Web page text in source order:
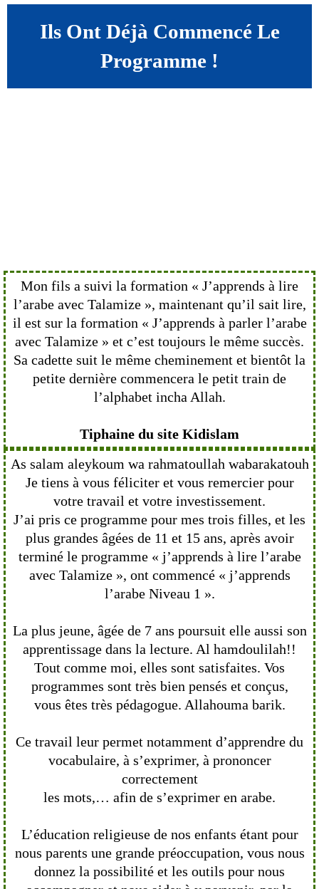
Ils Ont Déjà Commencé Le
Programme !
Mon fils a suivi la formation « J’apprends à lire
l’arabe avec Talamize », maintenant qu’il sait lire,
il est sur la formation « J’apprends à parler l’arabe
avec Talamize » et c’est toujours le même succès.
Sa cadette suit le même cheminement et bientôt la
petite dernière commencera le petit train de
l’alphabet incha Allah.
Tiphaine du site Kidislam
As salam aleykoum wa rahmatoullah wabarakatouh
Je tiens à vous féliciter et vous remercier pour
votre travail et votre investissement.
J’ai pris ce programme pour mes trois filles, et les
plus grandes âgées de 11 et 15 ans, après avoir
terminé le programme « j’apprends à lire l’arabe
avec Talamize », ont commencé « j’apprends
l’arabe Niveau 1 ».
La plus jeune, âgée de 7 ans poursuit elle aussi son
apprentissage dans la lecture. Al hamdoulilah!!
Tout comme moi, elles sont satisfaites. Vos
programmes sont très bien pensés et conçus,
vous êtes très pédagogue. Allahouma barik.
Ce travail leur permet notamment d’apprendre du
vocabulaire, à s’exprimer, à prononcer
correctement
les mots,… afin de s’exprimer en arabe.
L’éducation religieuse de nos enfants étant pour
nous parents une grande préoccupation, vous nous
donnez la possibilité et les outils pour nous